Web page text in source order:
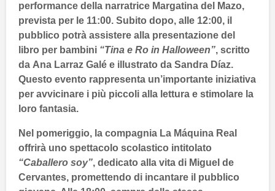
performance della narratrice Margatina del Mazo,
prevista per le 11:00. Subito dopo, alle 12:00, il
pubblico potrà assistere alla presentazione del
libro per bambini “Tina e Ro in Halloween”, scritto
da Ana Larraz Galé e illustrato da Sandra Díaz.
Questo evento rappresenta un’importante iniziativa
per avvicinare i più piccoli alla lettura e stimolare la
loro fantasia.
Nel pomeriggio, la compagnia La Máquina Real
offrirà uno spettacolo scolastico intitolato
“Caballero soy”, dedicato alla vita di Miguel de
Cervantes, promettendo di incantare il pubblico